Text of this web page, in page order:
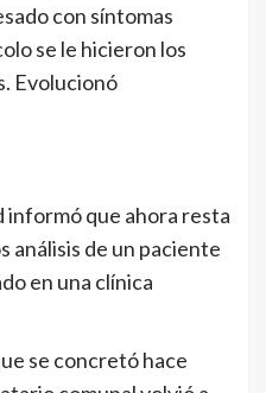
con síntomas
se le hicieron los
Evolucionó
informó que ahora resta
análisis de un paciente
en una clínica
se concretó hace